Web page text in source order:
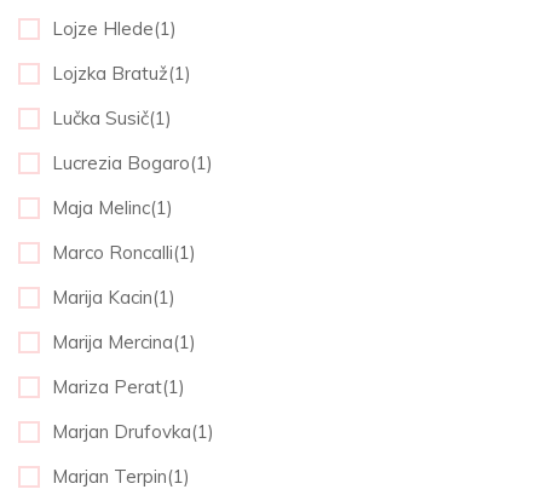
Lojze Hlede(1)
Lojzka Bratuž(1)
Lučka Susič(1)
Lucrezia Bogaro(1)
Maja Melinc(1)
Marco Roncalli(1)
Marija Kacin(1)
Marija Mercina(1)
Mariza Perat(1)
Marjan Drufovka(1)
Marjan Terpin(1)